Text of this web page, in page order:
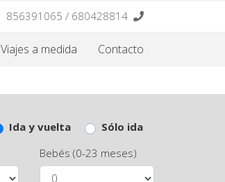
856391065 / 680428814
Viajes a medida Contacto
Ida y vuelta
Sólo ida
Bebés (0-23 meses)